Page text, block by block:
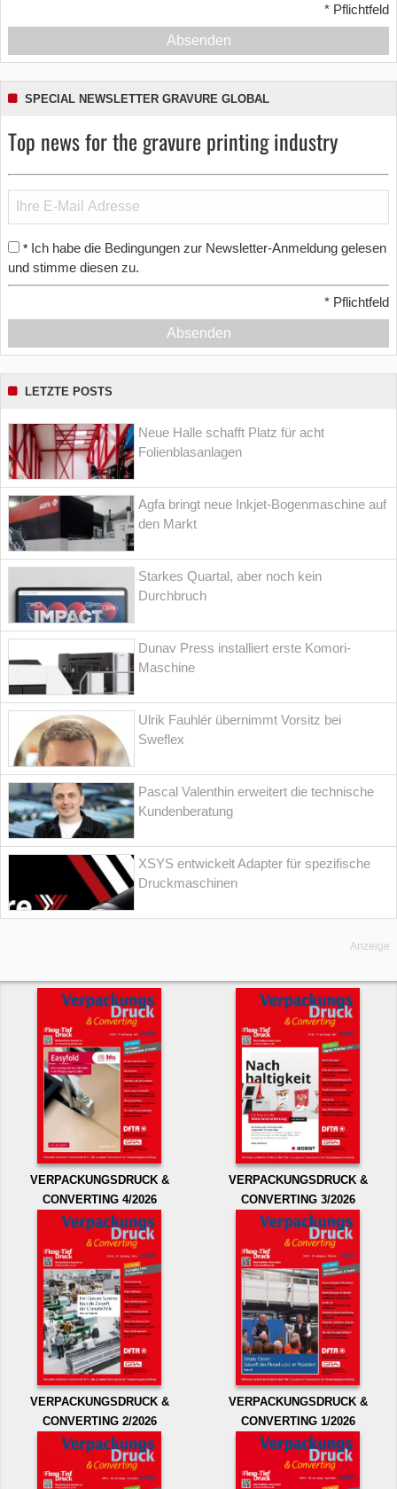
* Pflichtfeld
Absenden
SPECIAL NEWSLETTER GRAVURE GLOBAL
Top news for the gravure printing industry
* Ich habe die Bedingungen zur Newsletter-Anmeldung gelesen
und stimme diesen zu.
* Pflichtfeld
Absenden
LETZTE POSTS
Neue Halle schafft Platz für acht
Folienblasanlagen
Agfa bringt neue Inkjet-Bogenmaschine auf
den Markt
Starkes Quartal, aber noch kein
Durchbruch
Dunav Press installiert erste Komori-
Maschine
Ulrik Fauhlér übernimmt Vorsitz bei
Sweflex
Pascal Valenthin erweitert die technische
Kundenberatung
XSYS entwickelt Adapter für spezifische
Druckmaschinen
Anzeige
VERPACKUNGSDRUCK &
CONVERTING 4/2026
VERPACKUNGSDRUCK &
CONVERTING 3/2026
VERPACKUNGSDRUCK &
CONVERTING 2/2026
VERPACKUNGSDRUCK &
CONVERTING 1/2026